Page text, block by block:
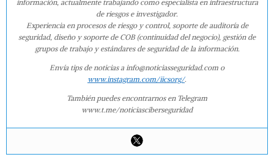
información, actualmente trabajando como especialista en infraestructura
de riesgos e investigador.
Experiencia en procesos de riesgo y control, soporte de auditoría de
seguridad, diseño y soporte de COB (continuidad del negocio), gestión de
grupos de trabajo y estándares de seguridad de la información.
Envía tips de noticias a info@noticiasseguridad.com o
www.instagram.com/iicsorg/.
También puedes encontrarnos en Telegram
www.t.me/noticiasciberseguridad